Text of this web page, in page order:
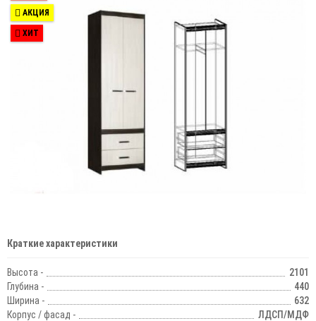
АКЦИЯ
ХИТ
Краткие характеристики
Высота -
2101
Глубина -
440
Ширина -
632
Корпус / фасад -
ЛДСП/МДФ